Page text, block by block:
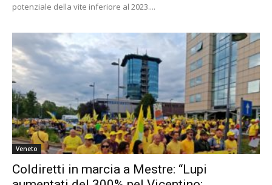
potenziale della vite inferiore al 2023....
Veneto
Coldiretti in marcia a Mestre: “Lupi